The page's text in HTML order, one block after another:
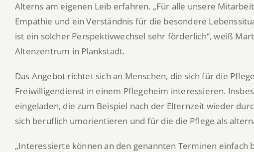
Alterns am eigenen Leib erfahren. „Für alle unsere
Empathie und ein Verständnis für die besondere
ist ein solcher Perspektivwechsel sehr förderlich“, weiß
Altenzentrum in Plankstadt.
Das Angebot richtet sich an Menschen, die sich für die
Freiwilligendienst in einem Pflegeheim interessieren.
eingeladen, die zum Beispiel nach der Elternzeit wieder
sich beruflich umorientieren und für die die Pflege als
„Interessierte können an den genannten Terminen